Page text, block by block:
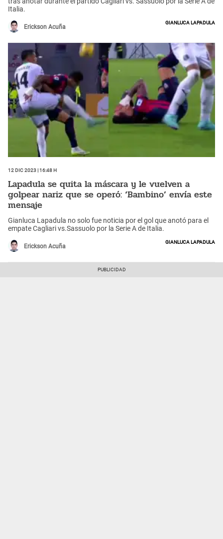
Italia.
Erickson Acuña
Gianluca Lapadula
12 Dic 2023 | 16:48 h
Lapadula se quita la máscara y le vuelven a
golpear nariz que se operó: ‘Bambino’ envía este
mensaje
Gianluca Lapadula no solo fue noticia por el gol que anotó para el
empate Cagliari vs.Sassuolo por la Serie A de Italia.
Erickson Acuña
Gianluca Lapadula